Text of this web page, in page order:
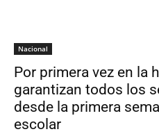
Nacional
Por primera vez en la
garantizan todos los
desde la primera
escolar